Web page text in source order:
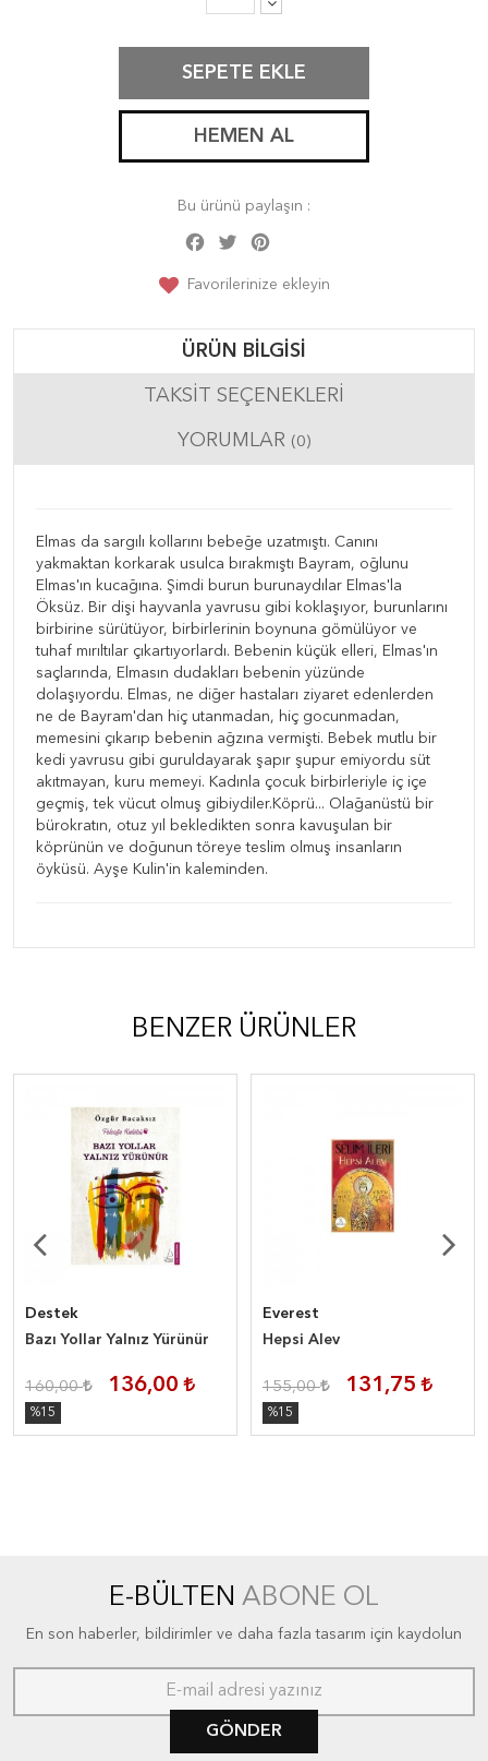
SEPETE EKLE
HEMEN AL
Bu ürünü paylaşın :
Facebook
Twitter
Favorilerinize ekleyin
ÜRÜN BILGISI
TAKSIT SEÇENEKLERI
YORUMLAR (0)
Elmas da sargılı kollarını bebeğe uzatmıştı. Canını
yakmaktan korkarak usulca bırakmıştı Bayram, oğlunu
Elmas'ın kucağına. Şimdi burun burunaydılar Elmas'la
Öksüz. Bir dişi hayvanla yavrusu gibi koklaşıyor, burunlarını
birbirine sürütüyor, birbirlerinin boynuna gömülüyor ve
tuhaf mırıltılar çıkartıyorlardı. Bebenin küçük elleri, Elmas'ın
saçlarında, Elmasın dudakları bebenin yüzünde
dolaşıyordu. Elmas, ne diğer hastaları ziyaret edenlerden
ne de Bayram'dan hiç utanmadan, hiç gocunmadan,
memesini çıkarıp bebenin ağzına vermişti. Bebek mutlu bir
kedi yavrusu gibi guruldayarak şapır şupur emiyordu süt
akıtmayan, kuru memeyi. Kadınla çocuk birbirleriyle iç içe
geçmiş, tek vücut olmuş gibiydiler.Köprü... Olağanüstü bir
bürokratın, otuz yıl bekledikten sonra kavuşulan bir
köprünün ve doğunun töreye teslim olmuş insanların
öyküsü. Ayşe Kulin'in kaleminden.
BENZER ÜRÜNLER
Destek
Bazı Yollar Yalnız Yürünür
160,00 136,00
%15
Everest
Hepsi Alev
155,00 131,75
%15
E-BÜLTEN ABONE OL
En son haberler, bildirimler ve daha fazla tasarım için kaydolun
GÖNDER